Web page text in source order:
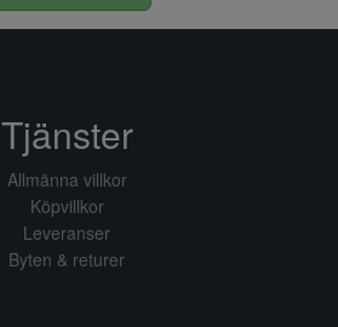
Tjänster
Allmänna villkor
Köpvillkor
Leveranser
Byten & returer